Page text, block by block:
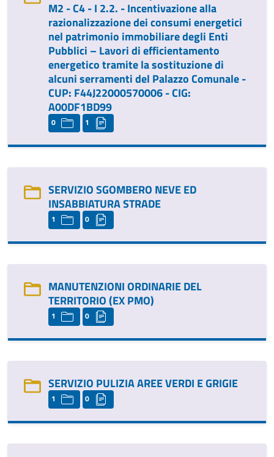
M2 - C4 - I 2.2. - Incentivazione alla
razionalizzazione dei consumi energetici
nel patrimonio immobiliare degli Enti
Pubblici – Lavori di efficientamento
energetico tramite la sostituzione di
alcuni serramenti del Palazzo Comunale -
CUP: F44J22000570006 - CIG:
A00DF1BD99
0 1
SERVIZIO SGOMBERO NEVE ED
INSABBIATURA STRADE
1 0
MANUTENZIONI ORDINARIE DEL
TERRITORIO (EX PMO)
1 0
SERVIZIO PULIZIA AREE VERDI E GRIGIE
1 0